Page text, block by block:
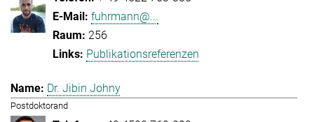
fuhrmann@...
256
Publikationsreferenzen
Dr. Jibin Johny
Postdoktorand